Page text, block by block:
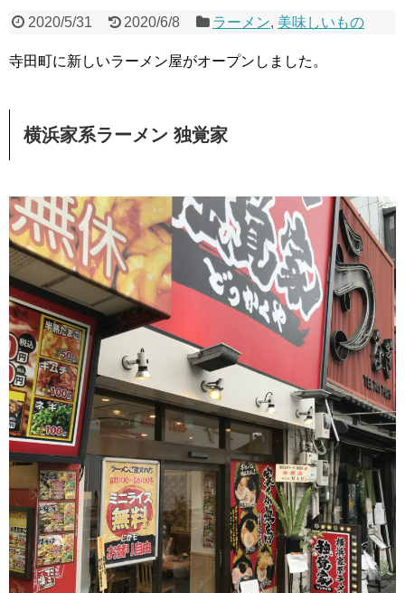
2020/5/31 2020/6/8 ラーメン, 美味しいもの
寺田町に新しいラーメン屋がオープンしました。
横浜家系ラーメン 独覚家